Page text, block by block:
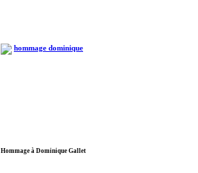
Hommage à Dominique Gallet